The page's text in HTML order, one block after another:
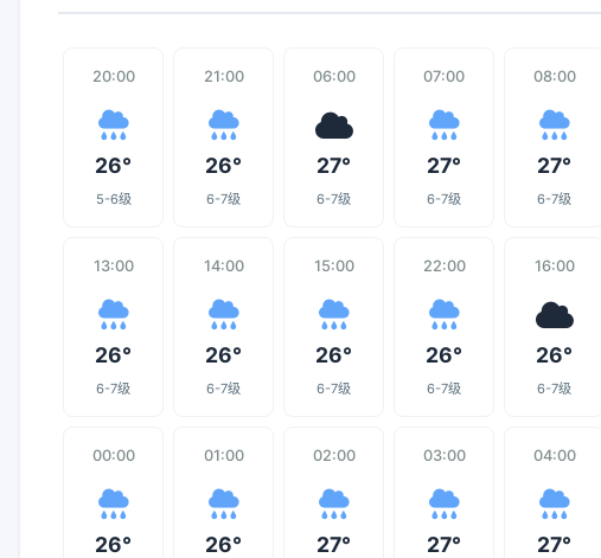
20:00
26°
5-6级
21:00
26°
6-7级
06:00
27°
6-7级
07:00
27°
6-7级
08:00
27°
6-7级
13:00
26°
6-7级
14:00
26°
6-7级
15:00
26°
6-7级
22:00
26°
6-7级
16:00
26°
6-7级
00:00
26°
01:00
26°
02:00
27°
03:00
27°
04:00
27°